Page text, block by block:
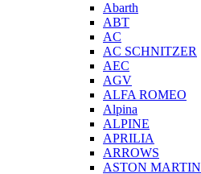
Abarth
ABT
AC
AC SCHNITZER
AEC
AGV
ALFA ROMEO
Alpina
ALPINE
APRILIA
ARROWS
ASTON MARTIN